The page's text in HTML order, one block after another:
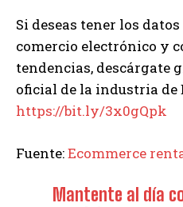
Si deseas tener los
comercio electrónico y
tendencias, descárgate
oficial de la industria de
https://bit.ly/3x0gQpk
Fuente:Ecommerce
Mantente al día